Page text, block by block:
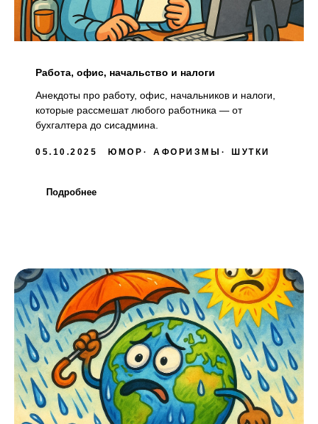
Работа, офис, начальство и налоги
Анекдоты про работу, офис, начальников и налоги,
которые рассмешат любого работника — от
бухгалтера до сисадмина.
05.10.2025 ЮМОР АФОРИЗМЫ ШУТКИ
Подробнее